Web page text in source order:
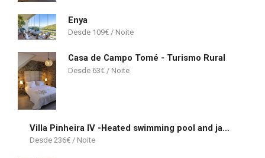
Enya
109€
Casa de Campo Tomé - Turismo Rural
63€
Villa Pinheira IV -Heated swimming pool and jacuzzi
236€